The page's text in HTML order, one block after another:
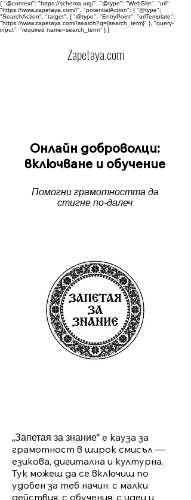
{ "@context": "https://schema.org/", "@type": "WebSite", "url":
"https://www.zapetaya.com//", "potentialAction": { "@type":
"SearchAction", "target": { "@type": "EntryPoint", "urlTemplate":
"https://www.zapetaya.com//search?q={search_term}" }, "query-
input": "required name=search_term" } }
Zapetaya.com
Онлайн доброволци:
включване и обучение
Помогни грамотността да
стигне по-далеч
„Запетая за знание“ е кауза за
грамотност в широк смисъл —
езикова, дигитална и културна.
Тук можеш да се включиш по
удобен за теб начин: с малки
действия, с обучения, с идеи и